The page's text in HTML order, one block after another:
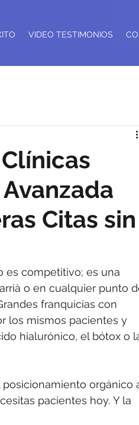
VIDEO TESTIMONIOS
Citas sin
es competitivo; es una
o en cualquier punto
franquicias con
los mismos pacientes y
hialurónico, el bótox o
orgánico
pacientes hoy. Y la